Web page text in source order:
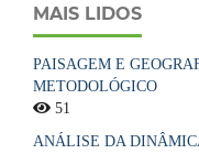
MAIS LIDOS
PAISAGEM E
METODOLÓGICO
51
ANÁLISE DA